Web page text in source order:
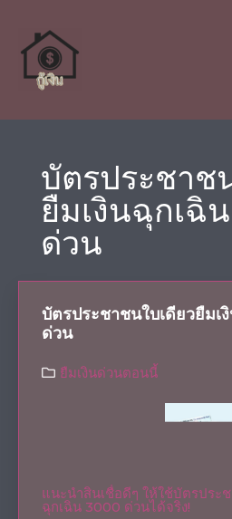
บัตรประชาช
ยืมเงินฉุกเฉิ
ด่วน
บัตรประชาชนใบเดียวยืมเ
ด่วน
ยืมเงินด่วนตอนนี้
แนะนำสินเชื่อดีๆ ให้ใช้บัตรประ
ฉุกเฉิน 3000 ด่วนได้จริง!